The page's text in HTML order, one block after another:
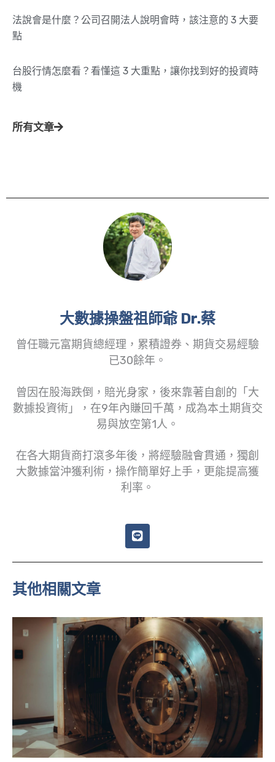
法說會是什麼？公司召開法人說明會時，該注意的 3 大要
點
台股行情怎麼看？看懂這 3 大重點，讓你找到好的投資時
機
所有文章
大數據操盤祖師爺 Dr.蔡
曾任職元富期貨總經理，累積證券、期貨交易經驗
已30餘年。
曾因在股海跌倒，賠光身家，後來靠著自創的「大
數據投資術」，在9年內賺回千萬，成為本土期貨交
易與放空第1人。
在各大期貨商打滾多年後，將經驗融會貫通，獨創
大數據當沖獲利術，操作簡單好上手，更能提高獲
利率。
L
i
e
其他相關文章